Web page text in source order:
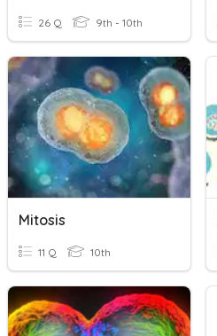
26 Q 9th - 10th
Mitosis
11 Q 10th